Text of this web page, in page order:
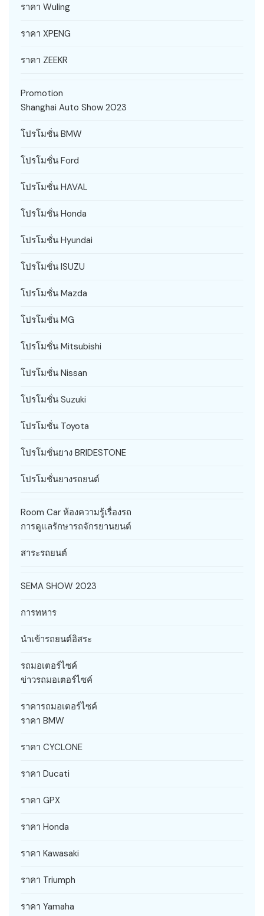
ราคา Wuling
ราคา XPENG
ราคา ZEEKR
Promotion
Shanghai Auto Show 2023
โปรโมชั่น BMW
โปรโมชั่น Ford
โปรโมชั่น HAVAL
โปรโมชั่น Honda
โปรโมชั่น Hyundai
โปรโมชั่น ISUZU
โปรโมชั่น Mazda
โปรโมชั่น MG
โปรโมชั่น Mitsubishi
โปรโมชั่น Nissan
โปรโมชั่น Suzuki
โปรโมชั่น Toyota
โปรโมชั่นยาง BRIDESTONE
โปรโมชั่นยางรถยนต์
Room Car ห้องความรู้เรื่องรถ
การดูแลรักษารถจักรยานยนต์
สาระรถยนต์
SEMA SHOW 2023
การทหาร
นำเข้ารถยนต์อิสระ
รถมอเตอร์ไซค์
ข่าวรถมอเตอร์ไซค์
ราคารถมอเตอร์ไซค์
ราคา BMW
ราคา CYCLONE
ราคา Ducati
ราคา GPX
ราคา Honda
ราคา Kawasaki
ราคา Triumph
ราคา Yamaha